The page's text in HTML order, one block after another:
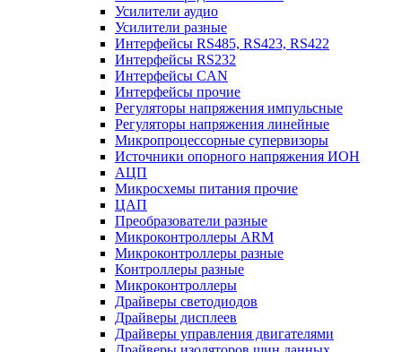
Усилители аудио
Усилители разные
Интерфейсы RS485, RS423, RS422
Интерфейсы RS232
Интерфейсы CAN
Интерфейсы прочие
Регуляторы напряжения импульсные
Регуляторы напряжения линейные
Микропроцессорные супервизоры
Источники опорного напряжения ИОН
АЦП
Микросхемы питания прочие
ЦАП
Преобразователи разные
Микроконтроллеры ARM
Микроконтроллеры разные
Контроллеры разные
Микроконтроллеры
Драйверы светодиодов
Драйверы дисплеев
Драйверы управления двигателями